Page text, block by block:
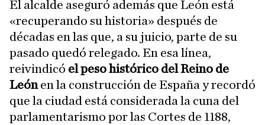
El alcalde aseguró además que León está
«recuperando su historia» después de
décadas en las que, a su juicio, parte de su
pasado quedó relegado. En esa línea,
reivindicó el peso histórico del Reino de
Leónen la construcción de España y recordó
que la ciudad está considerada la cuna del
parlamentarismo por las Cortes de 1188,